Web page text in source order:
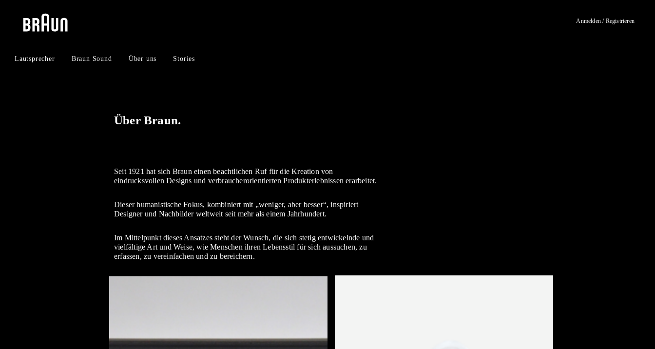
Navigationsmenü
Anmelden / Registrieren
Lautsprecher Braun Sound Über uns Stories
Über Braun.
Seit 1921 hat sich Braun einen beachtlichen Ruf für die Kreation von
eindrucksvollen Designs und verbraucherorientierten Produkterlebnissen erarbeitet.
Dieser humanistische Fokus, kombiniert mit „weniger, aber besser“, inspiriert
Designer und Nachbilder weltweit seit mehr als einem Jahrhundert.
Im Mittelpunkt dieses Ansatzes steht der Wunsch, die sich stetig entwickelnde und
vielfältige Art und Weise, wie Menschen ihren Lebensstil für sich aussuchen, zu
erfassen, zu vereinfachen und zu bereichern.